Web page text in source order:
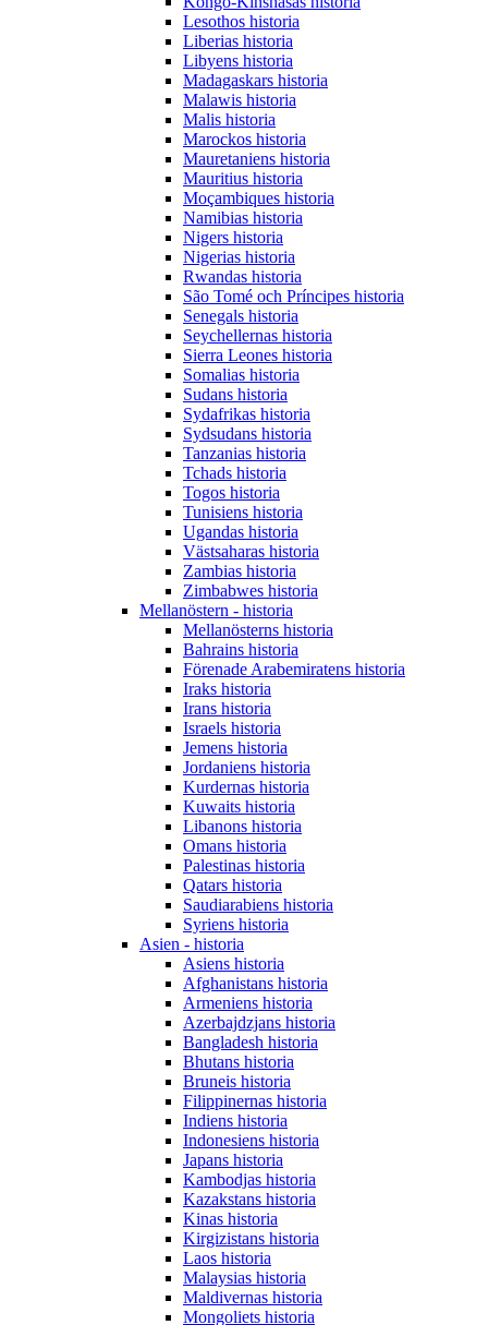
Lesothos historia
Liberias historia
Libyens historia
Madagaskars historia
Malawis historia
Malis historia
Marockos historia
Mauretaniens historia
Mauritius historia
Moçambiques historia
Namibias historia
Nigers historia
Nigerias historia
Rwandas historia
São Tomé och Príncipes historia
Senegals historia
Seychellernas historia
Sierra Leones historia
Somalias historia
Sudans historia
Sydafrikas historia
Sydsudans historia
Tanzanias historia
Tchads historia
Togos historia
Tunisiens historia
Ugandas historia
Västsaharas historia
Zambias historia
Zimbabwes historia
Mellanöstern - historia
Mellanösterns historia
Bahrains historia
Förenade Arabemiratens historia
Iraks historia
Irans historia
Israels historia
Jemens historia
Jordaniens historia
Kurdernas historia
Kuwaits historia
Libanons historia
Omans historia
Palestinas historia
Qatars historia
Saudiarabiens historia
Syriens historia
Asien - historia
Asiens historia
Afghanistans historia
Armeniens historia
Azerbajdzjans historia
Bangladesh historia
Bhutans historia
Bruneis historia
Filippinernas historia
Indiens historia
Indonesiens historia
Japans historia
Kambodjas historia
Kazakstans historia
Kinas historia
Kirgizistans historia
Laos historia
Malaysias historia
Maldivernas historia
Mongoliets historia